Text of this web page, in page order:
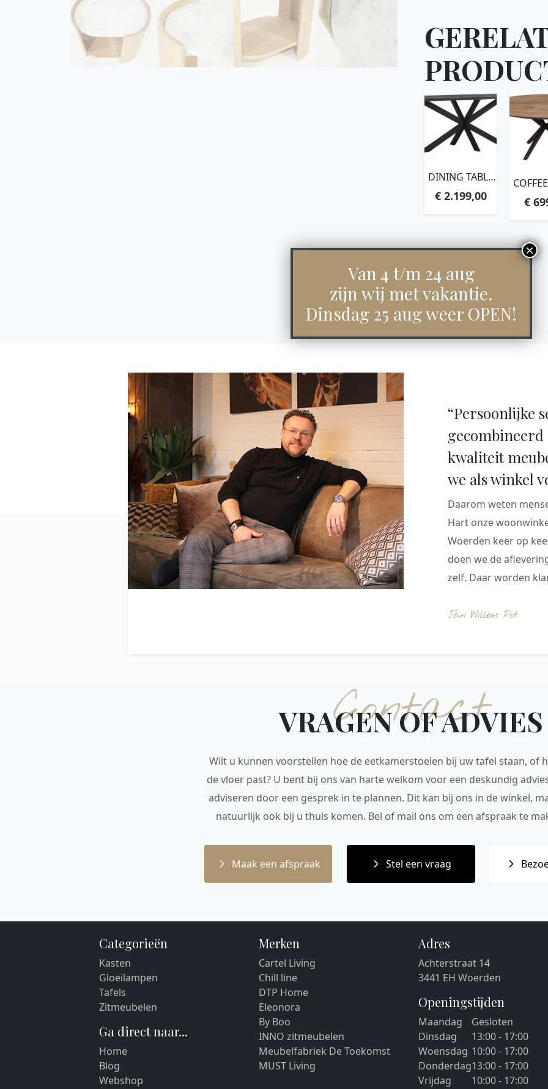
DINING TABLE
RECTANGULAR
€2.199,00 €
“Persoonlijke
gecombineerd
kwaliteit
we als winkel
Daarom weten
Hart onze
Woerden keer op
doen we de
zelf. Daar worden
Jan Willem Pot
Contact
VRAGEN OF ADVIES
Wilt u kunnen voorstellen hoe de eetkamerstoelen bij uw tafel staan, of
de vloer past? U bent bij ons van harte welkom voor een deskundig
adviseren door een gesprek in te plannen. Dit kan bij ons in de winkel,
natuurlijk ook bij u thuis komen. Bel of mail ons om een afspraak te
Maak een afspraak Stel een vraag
Categorieën
Kasten
Gloeilampen
Tafels
Zitmeubelen
Ga direct naar...
Home
Blog
Webshop
Merken
Cartel Living
Chill line
DTP Home
Eleonora
By Boo
INNO zitmeubelen
Meubelfabriek De Toekomst
MUST Living
Adres
Achterstraat 14
3441 EH Woerden
Openingstijden
Maandag
Gesloten
Dinsdag
13:00 - 17:00
Woensdag 10:00 - 17:00
Donderdag13:00 - 17:00
Vrijdag
10:00 - 17:00
Van 4 t/m 24 aug
zijn wij met vakantie.
Dinsdag 25 aug weer OPEN!